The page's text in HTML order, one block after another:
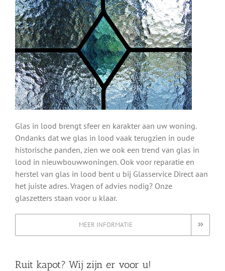
Glas in lood brengt sfeer en karakter aan uw woning.
Ondanks dat we glas in lood vaak terugzien in oude
historische panden, zien we ook een trend van glas in
lood in nieuwbouwwoningen. Ook voor reparatie en
herstel van glas in lood bent u bij Glasservice Direct aan
het juiste adres. Vragen of advies nodig? Onze
glaszetters staan voor u klaar.
MEER INFORMATIE
Ruit kapot? Wij zijn er voor u!